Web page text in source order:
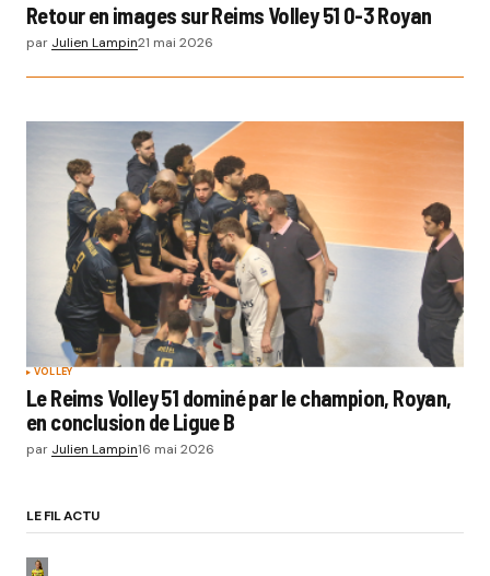
Retour en images sur Reims Volley 51 0-3 Royan
par Julien Lampin21 mai 2026
VOLLEY
Le Reims Volley 51 dominé par le champion, Royan,
en conclusion de Ligue B
par Julien Lampin16 mai 2026
LE FIL ACTU